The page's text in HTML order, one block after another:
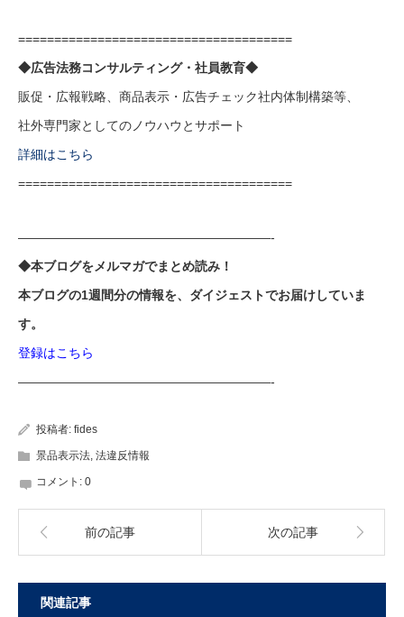
======================================
◆広告法務コンサルティング・社員教育◆
販促・広報戦略、商品表示・広告チェック社内体制構築等、
社外専門家としてのノウハウとサポート
詳細はこちら
======================================
————————————————————-
◆本ブログをメルマガでまとめ読み！
本ブログの1週間分の情報を、ダイジェストでお届けしていま
す。
登録はこちら
————————————————————-
投稿者: fides
景品表示法, 法違反情報
コメント: 0
前の記事 次の記事
関連記事